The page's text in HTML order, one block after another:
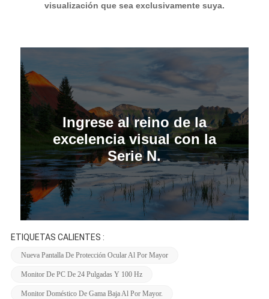
visualización que sea exclusivamente suya.
Ingrese al reino de la
excelencia visual con la
Serie N.
ETIQUETAS CALIENTES :
Nueva Pantalla De Protección Ocular Al Por Mayor
Monitor De PC De 24 Pulgadas Y 100 Hz
Monitor Doméstico De Gama Baja Al Por Mayor.